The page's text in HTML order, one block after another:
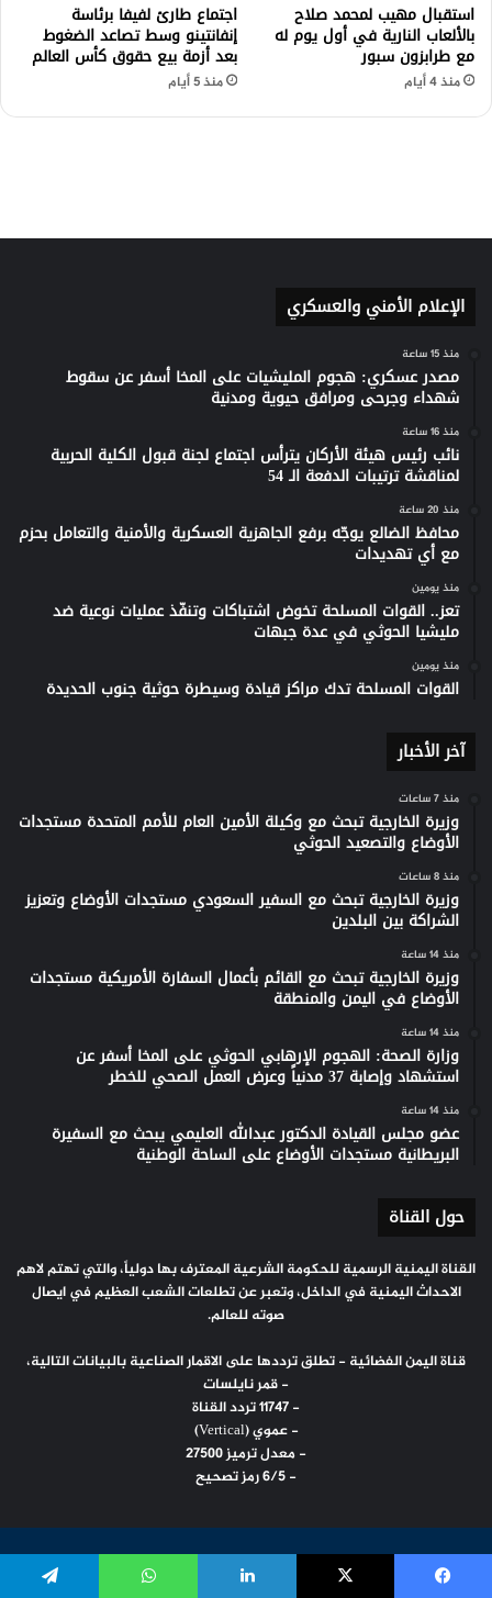
الإعلام الأمني والعسكري
منذ 15 ساعة
مصدر عسكري: هجوم المليشيات على المخا أسفر عن سقوط
شهداء وجرحى ومرافق حيوية ومدنية
منذ 16 ساعة
نائب رئيس هيئة الأركان يترأس اجتماع لجنة قبول الكلية الحربية
لمناقشة ترتيبات الدفعة الـ 54
منذ 20 ساعة
محافظ الضالع يوجّه برفع الجاهزية العسكرية والأمنية والتعامل بحزم
مع أي تهديدات
منذ يومين
تعز.. القوات المسلحة تخوض اشتباكات وتنفّذ عمليات نوعية ضد
مليشيا الحوثي في عدة جبهات
منذ يومين
القوات المسلحة تدك مراكز قيادة وسيطرة حوثية جنوب الحديدة
آخر الأخبار
منذ 7 ساعات
وزيرة الخارجية تبحث مع وكيلة الأمين العام للأمم المتحدة مستجدات
الأوضاع والتصعيد الحوثي
منذ 8 ساعات
وزيرة الخارجية تبحث مع السفير السعودي مستجدات الأوضاع وتعزيز
الشراكة بين البلدين
منذ 14 ساعة
وزيرة الخارجية تبحث مع القائم بأعمال السفارة الأمريكية مستجدات
الأوضاع في اليمن والمنطقة
منذ 14 ساعة
وزارة الصحة: الهجوم الإرهابي الحوثي على المخا أسفر عن
استشهاد وإصابة 37 مدنياً وعرض العمل الصحي للخطر
منذ 14 ساعة
عضو مجلس القيادة الدكتور عبدالله العليمي يبحث مع السفيرة
البريطانية مستجدات الأوضاع على الساحة الوطنية
حول القناة
القناة اليمنية الرسمية للحكومة الشرعية المعترف بها دولياً، والتي تهتم لاهم
الاحداث اليمنية في الداخل، وتعبر عن تطلعات الشعب العظيم في ايصال
صوته للعالم.
قناة اليمن الفضائية - تطلق ترددها على الاقمار الصناعية بالبيانات التالية،
- قمر نايلسات
- 11747 تردد القناة
- عموي (Vertical)
- معدل ترميز 27500
- 6/5 رمز تصحيح
© جميع الحقوق محفوظة | قناة اليمن الفضائية (2026)